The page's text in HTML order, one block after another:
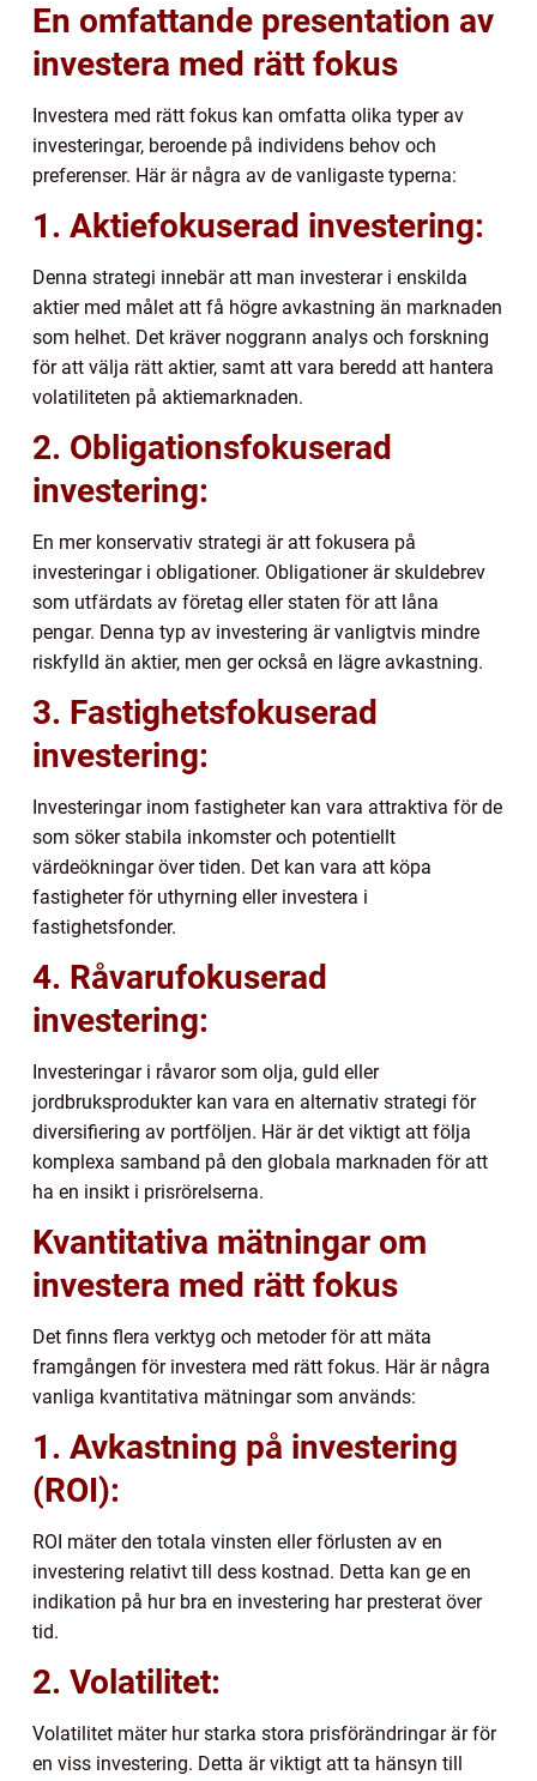
En omfattande presentation av
investera med rätt fokus
Investera med rätt fokus kan omfatta olika typer av
investeringar, beroende på individens behov och
preferenser. Här är några av de vanligaste typerna:
1. Aktiefokuserad investering:
Denna strategi innebär att man investerar i enskilda
aktier med målet att få högre avkastning än marknaden
som helhet. Det kräver noggrann analys och forskning
för att välja rätt aktier, samt att vara beredd att hantera
volatiliteten på aktiemarknaden.
2. Obligationsfokuserad
investering:
En mer konservativ strategi är att fokusera på
investeringar i obligationer. Obligationer är skuldebrev
som utfärdats av företag eller staten för att låna
pengar. Denna typ av investering är vanligtvis mindre
riskfylld än aktier, men ger också en lägre avkastning.
3. Fastighetsfokuserad
investering:
Investeringar inom fastigheter kan vara attraktiva för de
som söker stabila inkomster och potentiellt
värdeökningar över tiden. Det kan vara att köpa
fastigheter för uthyrning eller investera i
fastighetsfonder.
4. Råvarufokuserad
investering:
Investeringar i råvaror som olja, guld eller
jordbruksprodukter kan vara en alternativ strategi för
diversifiering av portföljen. Här är det viktigt att följa
komplexa samband på den globala marknaden för att
ha en insikt i prisrörelserna.
Kvantitativa mätningar om
investera med rätt fokus
Det finns flera verktyg och metoder för att mäta
framgången för investera med rätt fokus. Här är några
vanliga kvantitativa mätningar som används:
1. Avkastning på investering
(ROI):
ROI mäter den totala vinsten eller förlusten av en
investering relativt till dess kostnad. Detta kan ge en
indikation på hur bra en investering har presterat över
tid.
2. Volatilitet:
Volatilitet mäter hur starka stora prisförändringar är för
en viss investering. Detta är viktigt att ta hänsyn till